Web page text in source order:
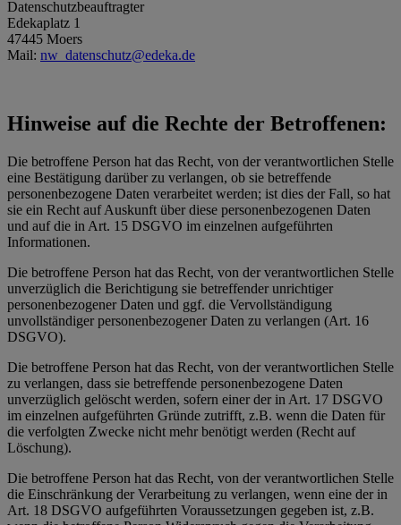
Datenschutzbeauftragter
Edekaplatz 1
47445 Moers
Mail: nw_datenschutz@edeka.de
Hinweise auf die Rechte der Betroffenen:
Die betroffene Person hat das Recht, von der verantwortlichen Stelle
eine Bestätigung darüber zu verlangen, ob sie betreffende
personenbezogene Daten verarbeitet werden; ist dies der Fall, so hat
sie ein Recht auf Auskunft über diese personenbezogenen Daten
und auf die in Art. 15 DSGVO im einzelnen aufgeführten
Informationen.
Die betroffene Person hat das Recht, von der verantwortlichen Stelle
unverzüglich die Berichtigung sie betreffender unrichtiger
personenbezogener Daten und ggf. die Vervollständigung
unvollständiger personenbezogener Daten zu verlangen (Art. 16
DSGVO).
Die betroffene Person hat das Recht, von der verantwortlichen Stelle
zu verlangen, dass sie betreffende personenbezogene Daten
unverzüglich gelöscht werden, sofern einer der in Art. 17 DSGVO
im einzelnen aufgeführten Gründe zutrifft, z.B. wenn die Daten für
die verfolgten Zwecke nicht mehr benötigt werden (Recht auf
Löschung).
Die betroffene Person hat das Recht, von der verantwortlichen Stelle
die Einschränkung der Verarbeitung zu verlangen, wenn eine der in
Art. 18 DSGVO aufgeführten Voraussetzungen gegeben ist, z.B.